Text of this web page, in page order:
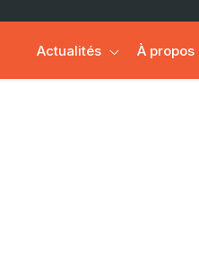
Actualités À propos